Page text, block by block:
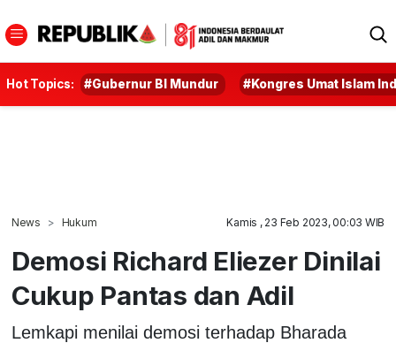
Hot Topics: #Gubernur BI Mundur #Kongres Umat Islam
News Hukum Kamis , 23 Feb 2023, 00:03 WIB
Demosi Richard Eliezer Dinilai
Cukup Pantas dan Adil
Lemkapi menilai demosi terhadap Bharada